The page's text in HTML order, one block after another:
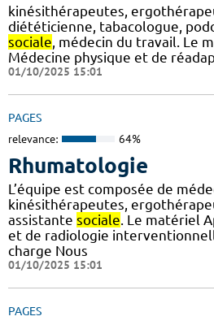
kinésithérapeutes,
diététicienne, tabacologue,
sociale, médecin du travail. Le
Médecine physique et de
01/10/2025 15:01
PAGES
relevance: 64%
Rhumatologie
L’équipe est composée de
kinésithérapeutes,
assistante sociale. Le matériel
et de radiologie
charge Nous
01/10/2025 15:01
PAGES